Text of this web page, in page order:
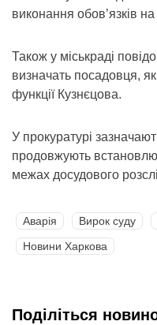
виконання обов’язків
Також у міськраді
визначать посадовця,
функції Кузнєцова.
У прокуратурі
продовжують
межах досудового
Аварія Вирок суду
Новини Харкова
Поділіться